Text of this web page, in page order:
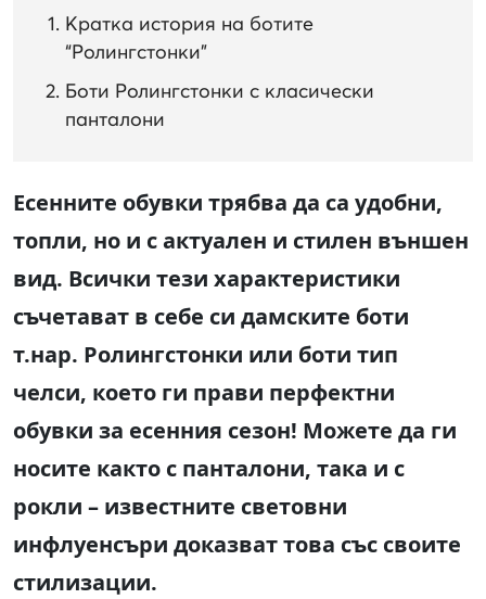
Кратка история на ботите
“Ролингстонки”
Боти Ролингстонки с класически
панталони
Есенните обувки трябва да са удобни,
топли, но и с актуален и стилен външен
вид. Всички тези характеристики
съчетават в себе си дамските боти
т.нар. Ролингстонки или боти тип
челси, което ги прави перфектни
обувки за есенния сезон! Можете да ги
носите както с панталони, така и с
рокли – известните световни
инфлуенсъри доказват това със своите
стилизации.